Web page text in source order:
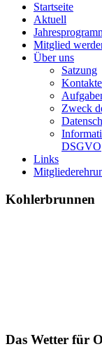
Startseite
Aktuell
Mitglied
Über uns
Satzung
Kontakte
Zweck
DSGVO
Links
Kohlerbrunnen
Das Wetter für